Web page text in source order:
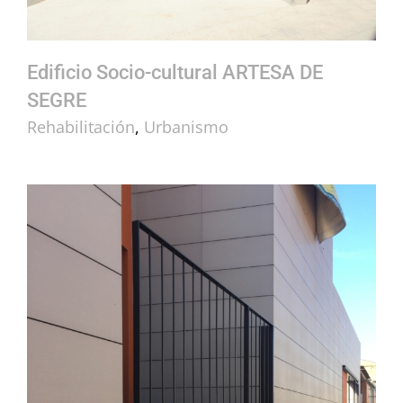
Edificio Socio-cultural ARTESA DE
SEGRE
Rehabilitación, Urbanismo